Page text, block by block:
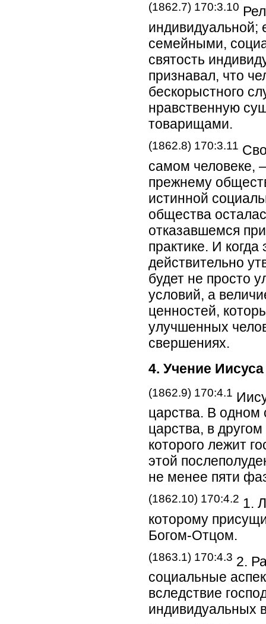
(1862.7) 170:3.10
индивидуальной;
семейными,
святость
признавал, что
бескорыстного
нравственную
товарищами.
(1862.8) 170:3.11
самом человеке,
прежнему
истинной
общества
отказавшемся
практике. И
действительно
будет не просто
условий, а
ценностей,
улучшенных
свершениях.
4. Учение
(1862.9) 170:4.1
царства. В одном
царства, в
которого лежит
этой
не менее пяти
(1862.10) 170:4.2 1.
которому
Богом-Отцом.
(1863.1) 170:4.3 2.
социальные
вследствие
индивидуальных